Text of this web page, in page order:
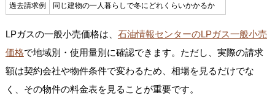
過去請求例
同じ建物の一人暮らしで冬にどれくらいかかるか
LPガスの一般小売価格は、 石油情報センターのLPガス一般小売
価格で地域別・使用量別に確認できます。ただし、実際の請求
額は契約会社や物件条件で変わるため、相場を見るだけでな
く、その物件の料金表を見ることが重要です。